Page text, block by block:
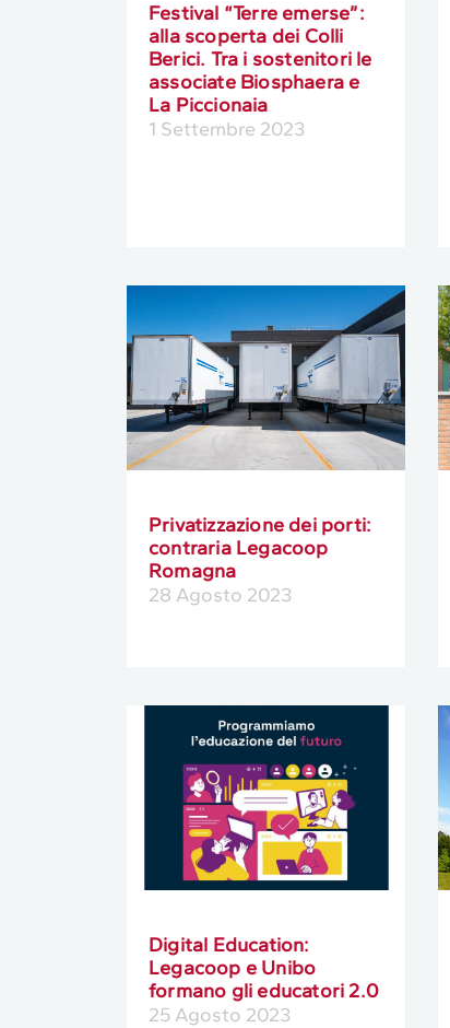
Festival “Terre emerse”:
alla scoperta dei Colli
Berici. Tra i sostenitori le
associate Biosphaera e
La Piccionaia
1 Settembre 2023
Privatizzazione dei porti:
contraria Legacoop
Romagna
28 Agosto 2023
Digital Education:
Legacoop e Unibo
formano gli educatori 2.0
25 Agosto 2023